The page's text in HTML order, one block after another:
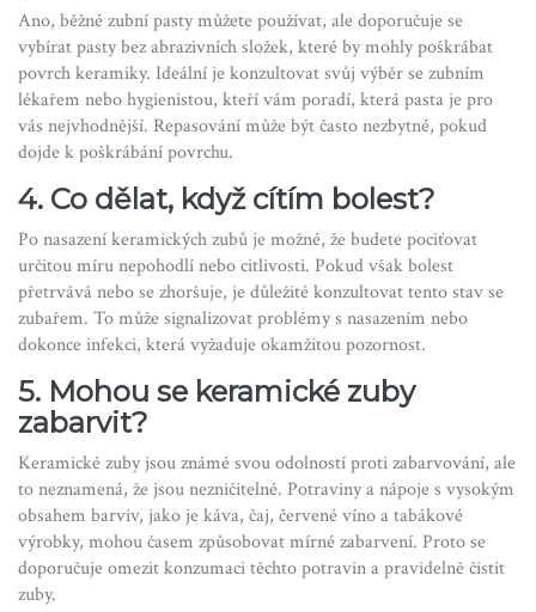
Ano, běžné zubní pasty můžete používat, ale doporučuje se
vybírat pasty bez abrazivních složek, které by mohly poškrábat
povrch keramiky. Ideální je konzultovat svůj výběr se zubním
lékařem nebo hygienistou, kteří vám poradí, která pasta je pro
vás nejvhodnější. Repasování může být často nezbytné, pokud
dojde k poškrábání povrchu.
4. Co dělat, když cítím bolest?
Po nasazení keramických zubů je možné, že budete pociťovat
určitou míru nepohodlí nebo citlivosti. Pokud však bolest
přetrvává nebo se zhoršuje, je důležité konzultovat tento stav se
zubařem. To může signalizovat problémy s nasazením nebo
dokonce infekci, která vyžaduje okamžitou pozornost.
5. Mohou se keramické zuby
zabarvit?
Keramické zuby jsou známé svou odolností proti zabarvování, ale
to neznamená, že jsou nezničitelné. Potraviny a nápoje s vysokým
obsahem barviv, jako je káva, čaj, červené víno a tabákové
výrobky, mohou časem způsobovat mírné zabarvení. Proto se
doporučuje omezit konzumaci těchto potravin a pravidelně čistit
zuby.